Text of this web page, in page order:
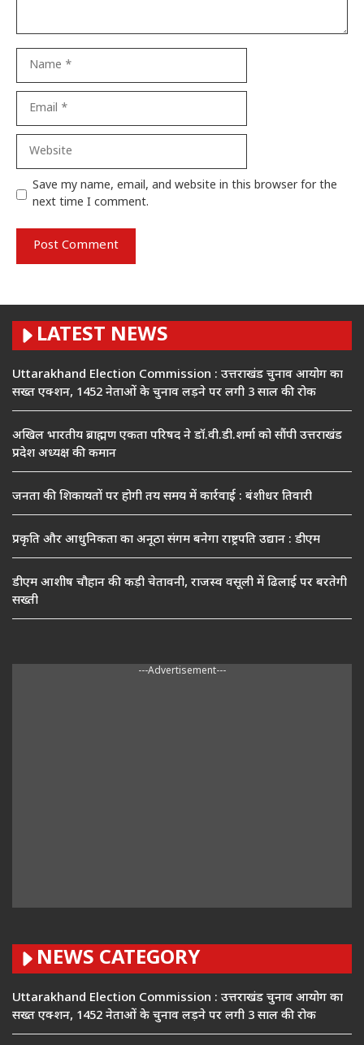
Website
Save my name, email, and website in this browser for the
next time I comment.
LATEST NEWS
Uttarakhand Election Commission : उत्तराखंड चुनाव आयोग का
सख्त एक्शन, 1452 नेताओं के चुनाव लड़ने पर लगी 3 साल की रोक
अखिल भारतीय ब्राह्मण एकता परिषद ने डॉ.वी.डी.शर्मा को सौंपी उत्तराखंड
प्रदेश अध्यक्ष की कमान
जनता की शिकायतों पर होगी तय समय में कार्रवाई : बंशीधर तिवारी
प्रकृति और आधुनिकता का अनूठा संगम बनेगा राष्ट्रपति उद्यान : डीएम
डीएम आशीष चौहान की कड़ी चेतावनी, राजस्व वसूली में ढिलाई पर बरतेगी
सख्ती
---Advertisement---
NEWS CATEGORY
Uttarakhand Election Commission : उत्तराखंड चुनाव आयोग का
सख्त एक्शन, 1452 नेताओं के चुनाव लड़ने पर लगी 3 साल की रोक